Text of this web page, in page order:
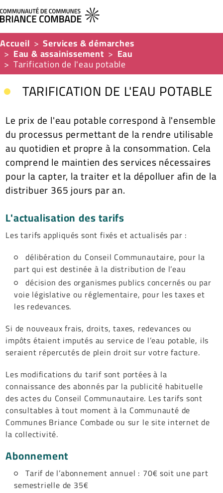
Accueil Services & démarches
Eau & assainissement Eau
Tarification de l'eau potable
TARIFICATION DE L'EAU POTABLE
Le prix de l'eau potable correspond à l'ensemble
du processus permettant de la rendre utilisable
au quotidien et propre à la consommation. Cela
comprend le maintien des services nécessaires
pour la capter, la traiter et la dépolluer afin de la
distribuer 365 jours par an.
L'actualisation des tarifs
Les tarifs appliqués sont fixés et actualisés par :
délibération du Conseil Communautaire, pour la
part qui est destinée à la distribution de l’eau
décision des organismes publics concernés ou par
voie législative ou réglementaire, pour les taxes et
les redevances.
Si de nouveaux frais, droits, taxes, redevances ou
impôts étaient imputés au service de l’eau potable, ils
seraient répercutés de plein droit sur votre facture.
Les modifications du tarif sont portées à la
connaissance des abonnés par la publicité habituelle
des actes du Conseil Communautaire. Les tarifs sont
consultables à tout moment à la Communauté de
Communes Briance Combade ou sur le site internet de
la collectivité.
Abonnement
Tarif de l’abonnement annuel : 70€ soit une part
semestrielle de 35€